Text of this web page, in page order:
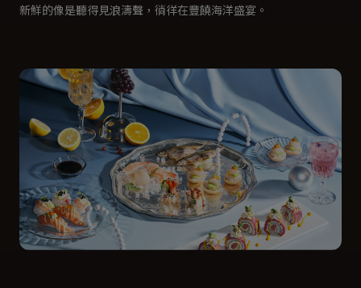
新鮮的像是聽得見浪濤聲，徜徉在豐饒海洋盛宴。